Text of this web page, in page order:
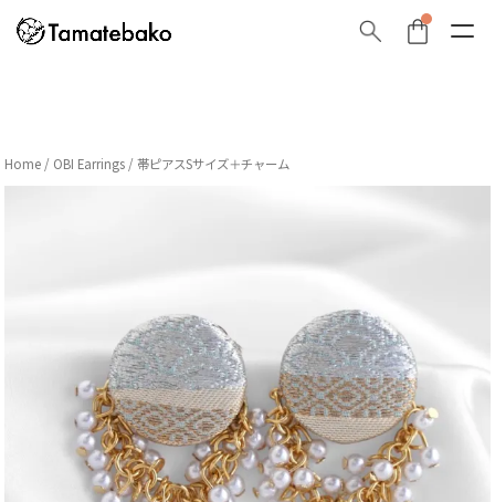
Home / OBI Earrings / 帯ピアスSサイズ＋チャーム